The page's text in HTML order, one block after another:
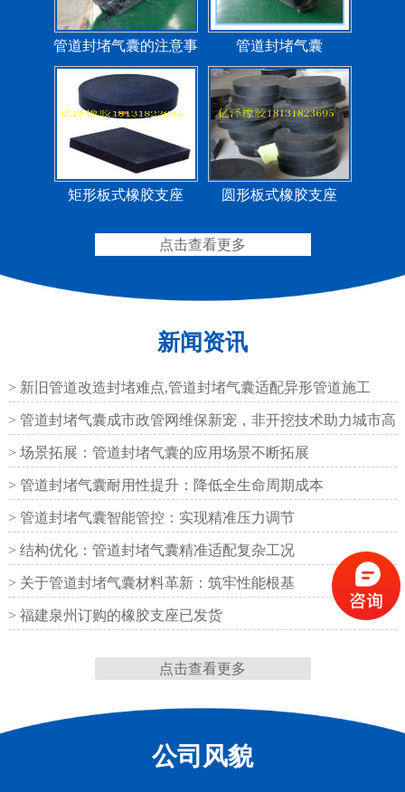
管道封堵气囊的注意事
项
管道封堵气囊
矩形板式橡胶支座 圆形板式橡胶支座
圆形四氟板橡胶支座
矩形四氟板滑动橡胶支
铁路盆式支座 公路盆式橡胶支座
点击查看更多
新闻资讯
> 新旧管道改造封堵难点,管道封堵气囊适配异形管道施工
> 管道封堵气囊成市政管网维保新宠，非开挖技术助力城市高
效运
> 场景拓展：管道封堵气囊的应用场景不断拓展
> 管道封堵气囊耐用性提升：降低全生命周期成本
> 管道封堵气囊智能管控：实现精准压力调节
> 结构优化：管道封堵气囊精准适配复杂工况
> 关于管道封堵气囊材料革新：筑牢性能根基
> 福建泉州订购的橡胶支座已发货
点击查看更多
公司风貌